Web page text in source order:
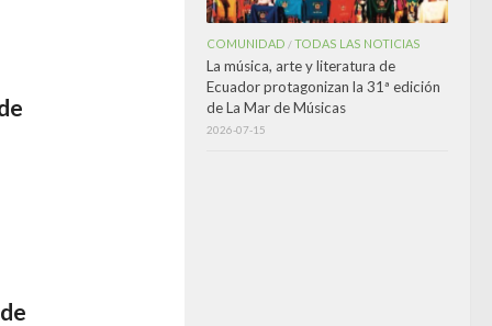
COMUNIDAD /TODAS LAS NOTICIAS
La música, arte y literatura de
Ecuador protagonizan la 31ª edición
de La Mar de Músicas
2026-07-15